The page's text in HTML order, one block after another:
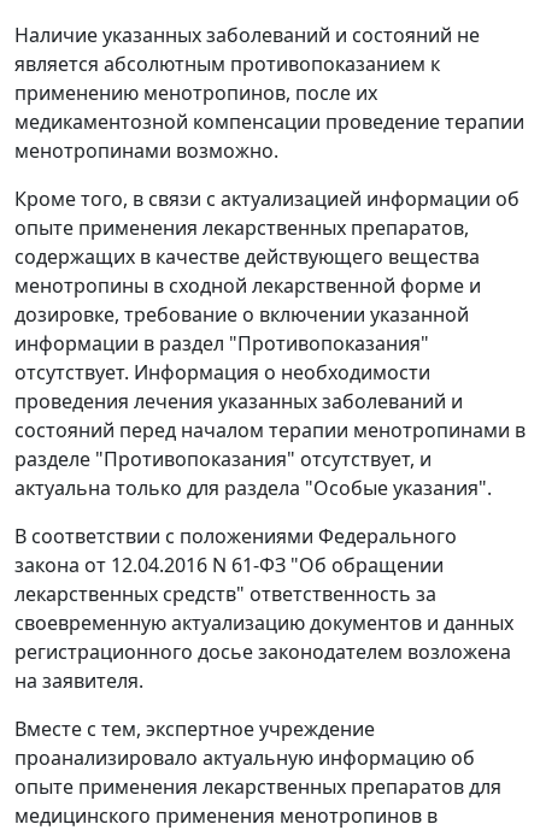
Наличие указанных заболеваний и состояний не
является абсолютным противопоказанием к
применению менотропинов, после их
медикаментозной компенсации проведение терапии
менотропинами возможно.
Кроме того, в связи с актуализацией информации об
опыте применения лекарственных препаратов,
содержащих в качестве действующего вещества
менотропины в сходной лекарственной форме и
дозировке, требование о включении указанной
информации в раздел "Противопоказания"
отсутствует. Информация о необходимости
проведения лечения указанных заболеваний и
состояний перед началом терапии менотропинами в
разделе "Противопоказания" отсутствует, и
актуальна только для раздела "Особые указания".
В соответствии с положениями Федерального
закона от 12.04.2016 N 61-ФЗ "Об обращении
лекарственных средств" ответственность за
своевременную актуализацию документов и данных
регистрационного досье законодателем возложена
на заявителя.
Вместе с тем, экспертное учреждение
проанализировало актуальную информацию об
опыте применения лекарственных препаратов для
медицинского применения менотропинов в